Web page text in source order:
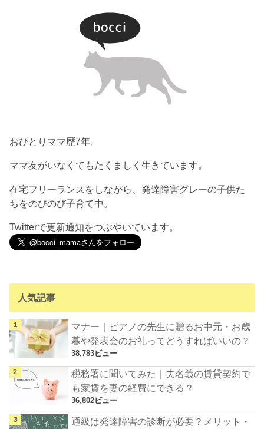
おひとりママ歴7年。
ママ友がいなくてもたくましく生きています。
在宅フリーランスをしながら、発達障害グレーの子供た
ちをのびのび子育て中。
Twitterで更新通知をつぶやいています。
人気記事
マナー｜ピアノの先生に贈るお中元・お歳
暮や発表会のお礼ってどうすればいいの？
38,783ビュー
税務署に聞いてみた｜夫名義の賃貸契約で
も家賃を妻の経費にできる？
36,802ビュー
通級は発達障害の診断が必要？メリット・